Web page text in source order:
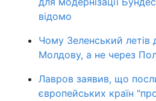
відомо
Чому Зеленський летів
Молдову, а не через
Лавров заявив, що
європейських країн